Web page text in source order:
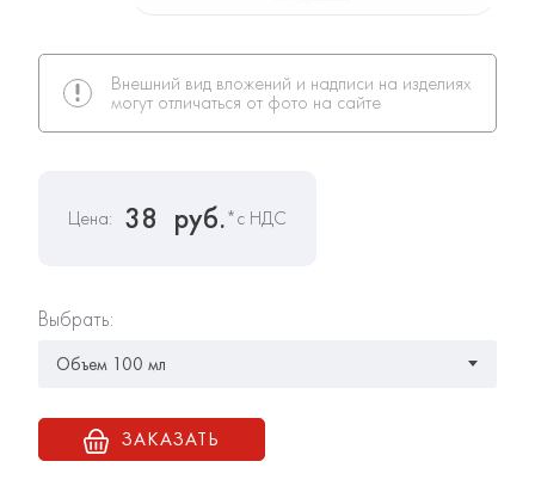
Внешний вид вложений и надписи на изделиях
могут отличаться от фото на сайте
Цена: 38 руб.*с НДС
Выбрать:
ЗАКАЗАТЬ